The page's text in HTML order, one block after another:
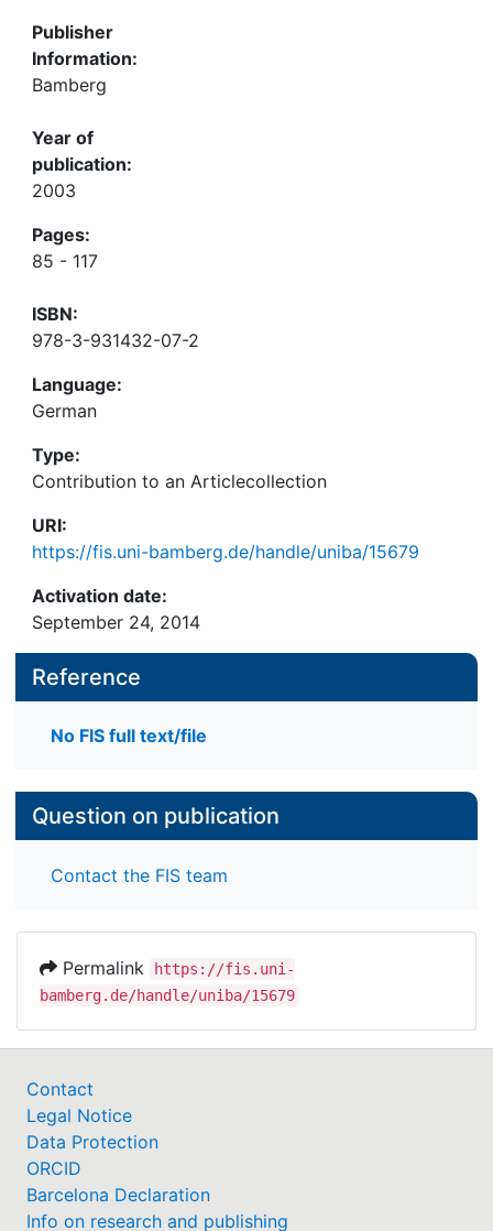
Publisher
Information:
Bamberg
Year of
publication:
2003
Pages:
85 - 117
ISBN:
978-3-931432-07-2
Language:
German
Type:
Contribution to an Articlecollection
URI:
https://fis.uni-bamberg.de/handle/uniba/15679
Activation date:
September 24, 2014
Reference
No FIS full text/file
Question on publication
Contact the FIS team
Permalink
https://fis.uni-
bamberg.de/handle/uniba/15679
Contact
Legal Notice
Data Protection
ORCID
Barcelona Declaration
Info on research and publishing